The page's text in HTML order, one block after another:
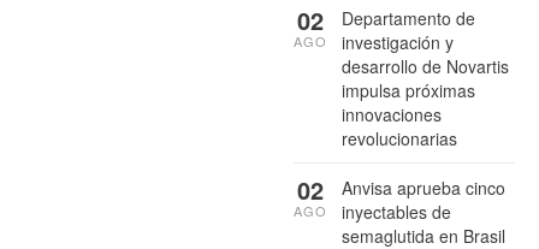
Departamento de
investigación y
desarrollo de Novartis
impulsa próximas
innovaciones
revolucionarias
02
AGO
Anvisa aprueba cinco
inyectables de
semaglutida en Brasil
02
AGO